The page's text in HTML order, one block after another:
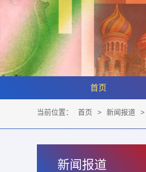
首页
当前位置： 首页 > 新闻报道 >
新闻报道